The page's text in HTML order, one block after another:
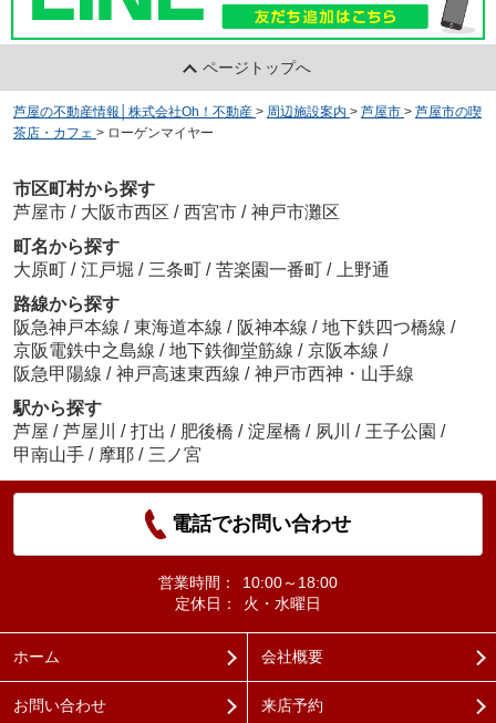
ページトップへ
芦屋の不動産情報│株式会社Oh！不動産 > 周辺施設案内 > 芦屋市 > 芦屋市の喫
茶店・カフェ > ローゲンマイヤー
市区町村から探す
芦屋市 / 大阪市西区 / 西宮市 / 神戸市灘区
町名から探す
大原町 / 江戸堀 / 三条町 / 苦楽園一番町 /
上野通
路線から探す
阪急神戸本線 / 東海道本線 / 阪神本線 / 地下鉄四つ橋線 /
京阪電鉄中之島線 / 地下鉄御堂筋線 / 京阪本線 /
阪急甲陽線 / 神戸高速東西線 / 神戸市西神・山手線
駅から探す
芦屋 / 芦屋川 / 打出 / 肥後橋 / 淀屋橋 / 夙川 / 王子公園 /
甲南山手 / 摩耶 / 三ノ宮
電話でお問い合わせ
営業時間：
10:00～18:00
定休日：
火・水曜日
ホーム 会社概要
お問い合わせ 来店予約